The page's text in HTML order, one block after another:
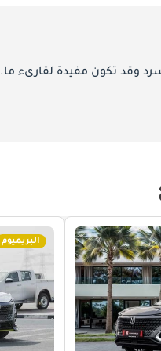
وقد تكون مفيدة لقارىء ما.
البريميوم